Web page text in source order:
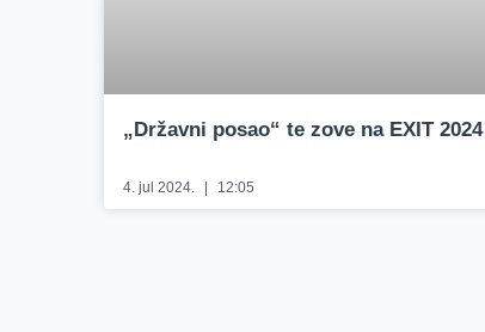
„Državni posao“ te zove na EXIT 2024
4. jul 2024. 12:05